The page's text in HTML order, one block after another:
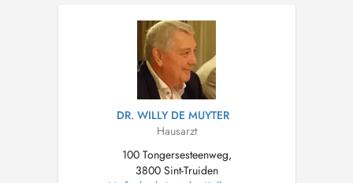
DR. WILLY DE MUYTER
Hausarzt
100 Tongersesteenweg,
3800 Sint-Truiden